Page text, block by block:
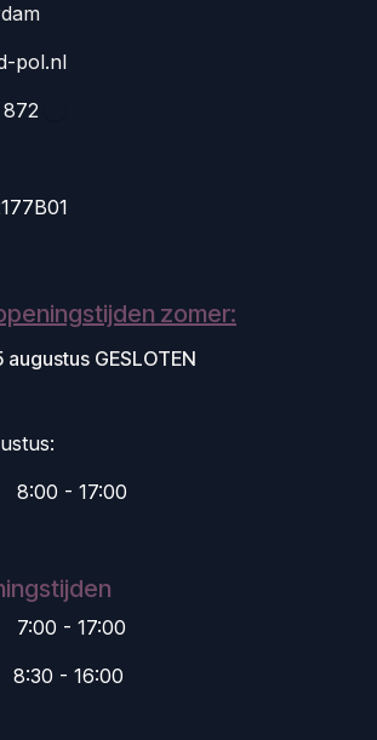
pol.nl
zomer:
GESLOTEN
​8:00 - 17:00
​7:00 - 17:00
​8:30 - 16:00